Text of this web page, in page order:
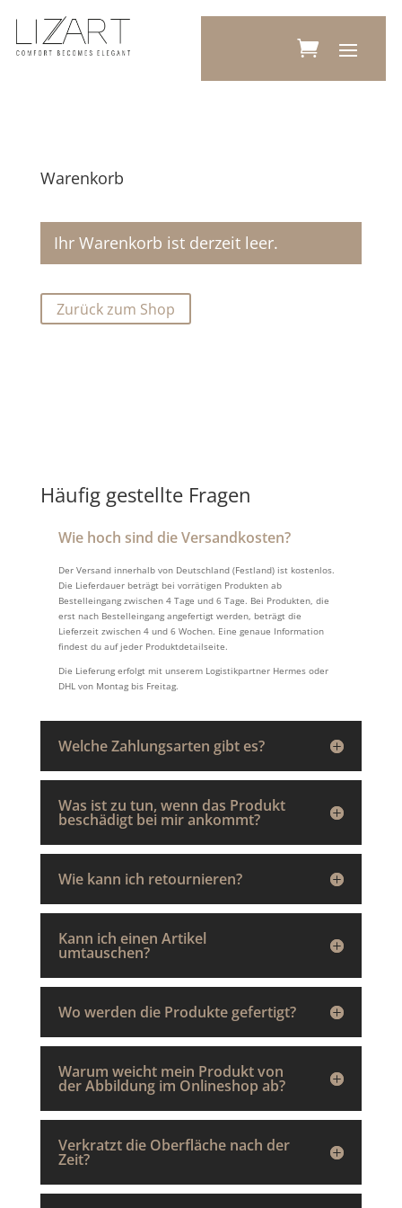
Warenkorb
Ihr Warenkorb ist derzeit leer.
Zurück zum Shop
Häufig gestellte Fragen
Wie hoch sind die Versandkosten?
Der Versand innerhalb von Deutschland (Festland) ist kostenlos.
Die Lieferdauer beträgt bei vorrätigen Produkten ab
Bestelleingang zwischen 4 Tage und 6 Tage. Bei Produkten, die
erst nach Bestelleingang angefertigt werden, beträgt die
Lieferzeit zwischen 4 und 6 Wochen. Eine genaue Information
findest du auf jeder Produktdetailseite.
Die Lieferung erfolgt mit unserem Logistikpartner Hermes oder
DHL von Montag bis Freitag.
Welche Zahlungsarten gibt es?
Was ist zu tun, wenn das Produkt
beschädigt bei mir ankommt?
Wie kann ich retournieren?
Kann ich einen Artikel
umtauschen?
Wo werden die Produkte gefertigt?
Warum weicht mein Produkt von
der Abbildung im Onlineshop ab?
Verkratzt die Oberfläche nach der
Zeit?